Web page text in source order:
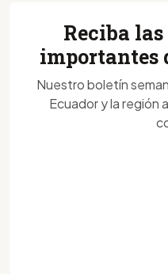
Reciba
importantes
Nuestro boletín
Ecuador y la región